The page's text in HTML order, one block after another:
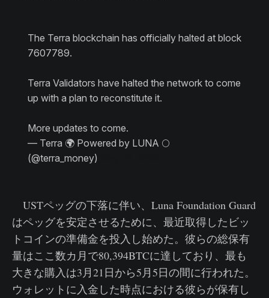
The Terra blockchain has officially halted at block
7607789.
Terra Validators have halted the network to come
up with a plan to reconstitute it.
More updates to come.
— Terra 🌍 Powered by LUNA 🌕
(@terra_money)
USTペッグの下落に伴い、Luna Foundation Guard
はペッグを安定させるために、最近取得したビッ
トコインの準備金を投入し始めた。彼らの総保有
量はここ数カ月で80,394BTCに達しており、最も
大きな購入は3月21日から5月5日の間に行われた。
ウォレットに入金した時点における彼らが保有し